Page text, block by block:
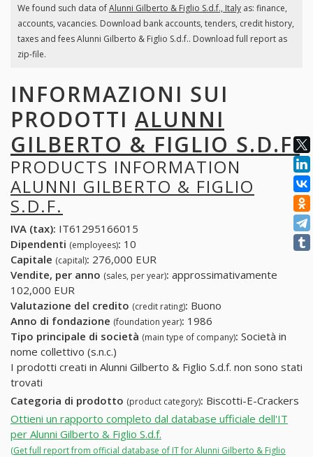
We found such data ofAlunni Gilberto & Figlio S.d.f., Italyas: finance,
accounts, vacancies. Download bank accounts, tenders, credit history,
taxes and fees Alunni Gilberto & Figlio S.d.f.. Download full report as
zip-file.
INFORMAZIONI SUI
PRODOTTI ALUNNI
GILBERTO & FIGLIO S.D.F.
PRODUCTS INFORMATION
ALUNNI GILBERTO & FIGLIO
S.D.F.
IVA (tax): IT61295166015
Dipendenti (employees): 10
Capitale (capital): 276,000 EUR
Vendite, per anno (sales, per year): approssimativamente
102,000 EUR
Valutazione del credito (credit rating): Buono
Anno di fondazione (foundation year): 1986
Tipo principale di società (main type of company): Società in
nome collettivo (s.n.c.)
I prodotti creati in Alunni Gilberto & Figlio S.d.f. non sono stati
trovati
Categoria di prodotto (product category): Biscotti-E-Crackers
Ottieni un rapporto completo dal database ufficiale dell'IT
per Alunni Gilberto & Figlio S.d.f.
(Get full report from official database of IT for Alunni Gilberto & Figlio